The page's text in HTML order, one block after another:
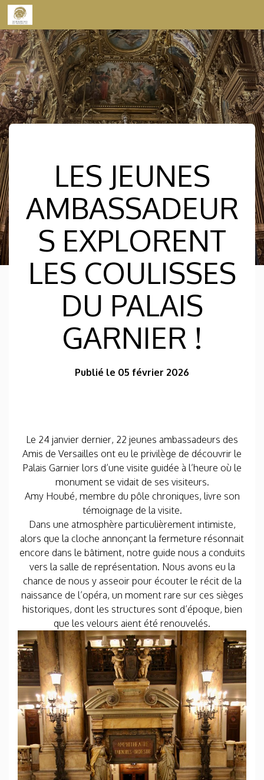
Skip to content
LES JEUNES
AMBASSADEUR
S EXPLORENT
LES COULISSES
DU PALAIS
GARNIER !
Publié le 05 février 2026
Le 24 janvier dernier, 22 jeunes ambassadeurs des
Amis de Versailles ont eu le privilège de découvrir le
Palais Garnier lors d’une visite guidée à l’heure où le
monument se vidait de ses visiteurs.
Amy Houbé, membre du pôle chroniques, livre son
témoignage de la visite.
Dans une atmosphère particulièrement intimiste,
alors que la cloche annonçant la fermeture résonnait
encore dans le bâtiment, notre guide nous a conduits
vers la salle de représentation. Nous avons eu la
chance de nous y asseoir pour écouter le récit de la
naissance de l’opéra, un moment rare sur ces sièges
historiques, dont les structures sont d’époque, bien
que les velours aient été renouvelés.